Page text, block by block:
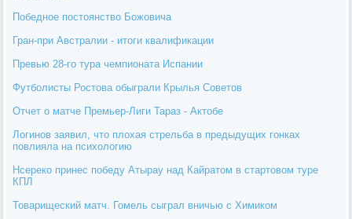
Победное постоянство Божовича
Гран-при Австралии - итоги квалификации
Превью 28-го тура чемпионата Испании
Футболисты Ростова обыграли Крылья Советов
Отчет о матче Премьер-Лиги Тараз - Актобе
Логинов заявил, что плохая стрельба в предыдущих гонках
повлияла на психологию
Нсереко принес победу Атырау над Кайратом в стартовом туре
КПЛ
Товарищеский матч. Гомель сыграл вничью с Химиком